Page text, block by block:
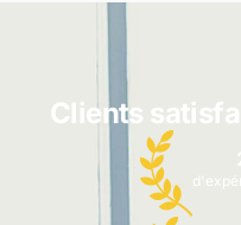
Clients